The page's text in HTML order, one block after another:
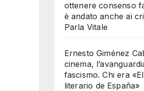
ottenere consenso
è andato anche ai
Parla Vitale
Ernesto Giménez
cinema,
fascismo. Chi era
literario de España»